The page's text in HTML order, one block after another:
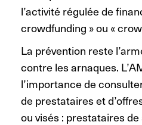
l’activité régulée de
crowdfunding » ou «
La prévention reste
contre les arnaques.
l’importance de
de prestataires et
ou visés : prestataires